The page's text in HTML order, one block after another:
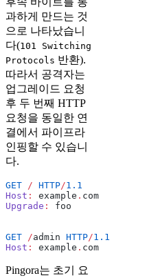
과하게 만드는 것
으로 나타났습니
다(101 Switching
Protocols 반환).
따라서 공격자는
업그레이드 요청
후 두 번째 HTTP
요청을 동일한 연
결에서 파이프라
인핑할 수 있습니
다.
GET / HTTP/1.1
Host : example . com
Upgrade : foo
GET /admin HTTP/1.1
Host : example . com
Pingora는 초기 요